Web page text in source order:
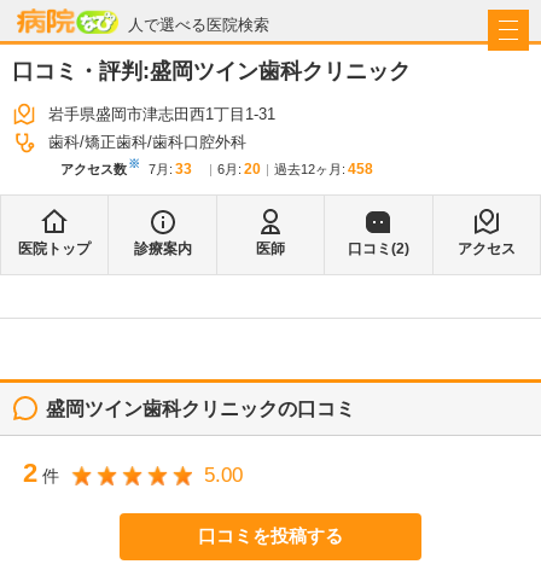
人で選べる医院検索
病院なび
口コミ・評判:盛岡ツイン歯科クリニック
岩手県盛岡市津志田西1丁目1-31
歯科 矯正歯科 歯科口腔外科
アクセス数※ 7月 : 33 6月 : 20 過去12ヶ月: 458
医院トップ 診療案内 医師 口コミ(2) アクセス
盛岡ツイン歯科クリニックの口コミ
2 件 5.00
口コミを投稿する